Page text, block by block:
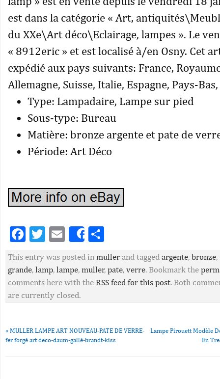
est dans la catégorie « Art,
du XXe\Art déco\Eclairage, lampes ». Le
« 8912eric » et est localisé à/en Osny. Cet
expédié aux pays suivants: France,
Allemagne, Suisse, Italie, Espagne, Pays-
Type: Lampadaire, Lampe sur pied
Sous-type: Bureau
Matière: bronze argente et pate de
Période: Art Déco
Facebook
Twitter
EmailShare
This entry was posted in muller and tagged argente, bronze,
grande, lamp, lampe, muller, pate, verre. Bookmark the
comments here with the RSS feed for this post. Both
are currently closed.
« MULLER LAMPE ART NOUVEAU-PATE DE VERRE-
fer forgé art deco-daum-gallé-brandt-kiss
Lampe Pirouett Modèle
En